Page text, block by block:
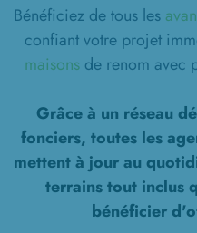
Bénéficiez de tous les
confiant votre projet
maisons de renom avec
Grâce à un réseau
fonciers, toutes les
mettent à jour au
terrains tout inclus
bénéficier